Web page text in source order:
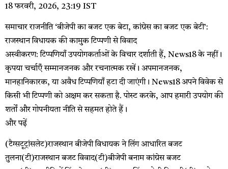
18 फरवरी, 2026, 23:19 IST
समाचार राजनीति ‘बीजेपी का बजट एक बेटा, कांग्रेस का बजट एक बेटी’:
राजस्थान विधायक की कामुक टिप्पणी से विवाद
अस्वीकरण: टिप्पणियाँ उपयोगकर्ताओं के विचार दर्शाती हैं, News18 के नहीं।
कृपया चर्चाएँ सम्मानजनक और रचनात्मक रखें। अपमानजनक,
मानहानिकारक, या अवैध टिप्पणियाँ हटा दी जाएंगी। News18 अपने विवेक से
किसी भी टिप्पणी को अक्षम कर सकता है. पोस्ट करके, आप हमारी उपयोग की
शर्तों और गोपनीयता नीति से सहमत होते हैं।
और पढ़ें
(टैग्सटूट्रांसलेट)राजस्थान बीजेपी विधायक ने लिंग आधारित बजट
तुलना(टी)राजस्थान बजट विवाद(टी)बीजेपी बनाम कांग्रेस बजट